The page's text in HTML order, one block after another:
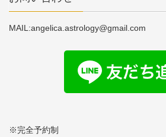
MAIL:angelica.astrology@gmail.com
※完全予約制